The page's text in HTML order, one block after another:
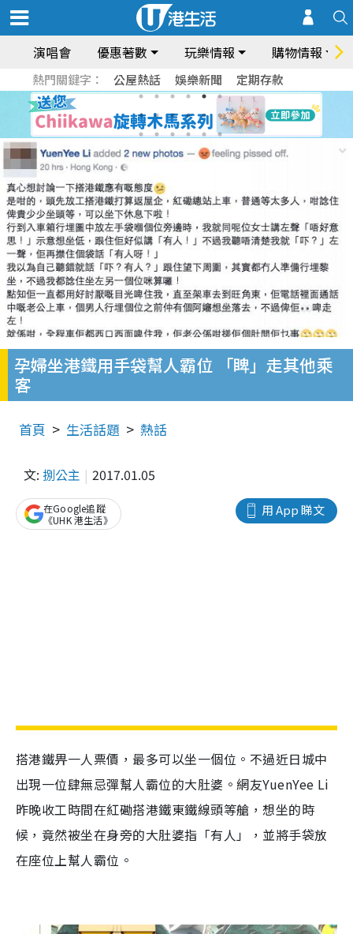
演唱會 優惠著數 玩樂情報 購物情報
熱門關鍵字： 公屋熱話 娛樂新聞 定期存款
孕婦坐港鐵用手袋幫人霸位 「睥」走其他乘
客
首頁 生活話題 熱話
文: 捌公主 2017.01.05
用 App 睇文
在Google追蹤
《UHK 港生活》
搭港鐵畀一人票價，最多可以坐一個位。不過近日城中
出現一位肆無忌彈幫人霸位的大肚婆。網友YuenYee Li
昨晚收工時間在紅磡搭港鐵東鐵線頭等艙，想坐的時
候，竟然被坐在身旁的大肚婆指「有人」，並將手袋放
在座位上幫人霸位。